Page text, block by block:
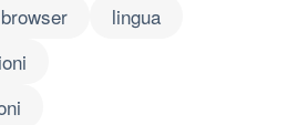
lingua